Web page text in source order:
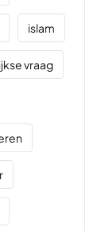
islam
vraag